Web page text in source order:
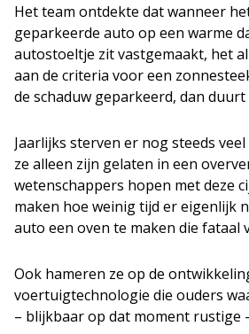
Het team ontdekte dat wanneer
geparkeerde auto op een warme
autostoeltje zit vastgemaakt, het
aan de criteria voor een
de schaduw geparkeerd, dan
Jaarlijks sterven er nog steeds
ze alleen zijn gelaten in een
wetenschappers hopen met deze
maken hoe weinig tijd er eigenlijk
auto een oven te maken die fataal
Ook hameren ze op de
voertuigtechnologie die ouders
– blijkbaar op dat moment rustige